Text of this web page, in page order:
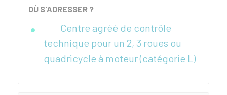
OÙ S'ADRESSER ?
Centre agréé de contrôle
technique pour un 2, 3 roues ou
quadricycle à moteur (catégorie L)